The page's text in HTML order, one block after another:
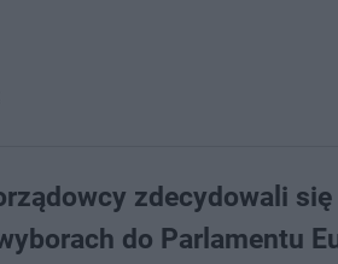
zdecydowali
do Parlamentu